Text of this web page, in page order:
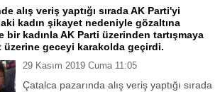
alış veriş yaptığı sırada AK Parti'yi
kadın şikayet nedeniyle gözaltına
bir kadınla AK Parti üzerinden tartışmaya
üzerine geceyi karakolda geçirdi.
29 Kasım 2019 Cuma 11:05
Çatalca pazarında alış veriş yaptığı sırada